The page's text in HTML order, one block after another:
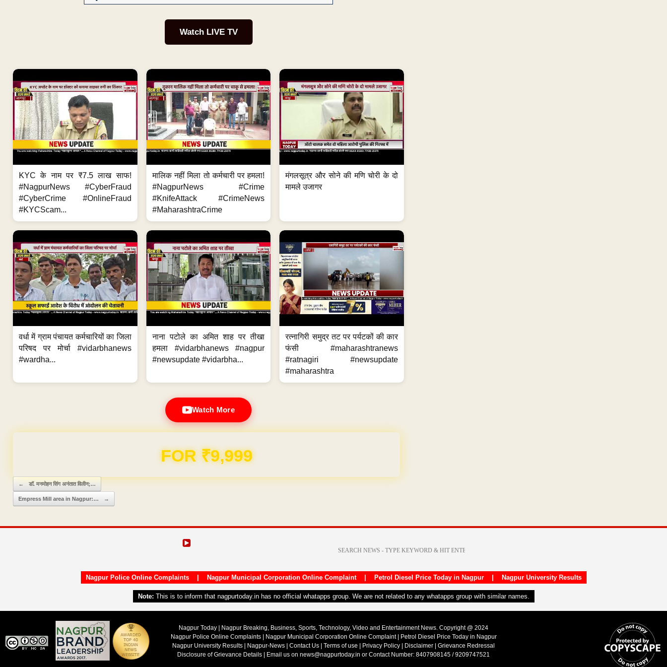
Watch LIVE TV
KYC के नाम पर ₹7.5 लाख साफ!
#NagpurNews #CyberFraud
#CyberCrime #OnlineFraud
#KYCScam...
मालिक नहीं मिला तो कर्मचारी पर हमला!
#NagpurNews #Crime
#KnifeAttack #CrimeNews
#MaharashtraCrime
मंगलसूत्र और सोने की मणि चोरी के दो
मामले उजागर
वर्धा में ग्राम पंचायत कर्मचारियों का जिला
परिषद पर मोर्चा #vidarbhanews
#wardha...
नाना पटोले का अमित शाह पर तीखा
हमला #vidarbhanews #nagpur
#newsupdate #vidarbha...
रत्नागिरी समुद्र तट पर पर्यटकों की कार
फंसी #maharashtranews
#ratnagiri #newsupdate
#maharashtra
Watch More
Domain & Hosting FREE for 1 Year
Post navigation
← डॉ. मनमोहन सिंग अनंतात विलीन;…
Empress Mill area in Nagpur:… →
Nagpur Police Online Complaints| Nagpur Municipal Corporation Online Complaint| Petrol Diesel Price Today in Nagpur| Nagpur University Results
Note: This is to inform that nagpurtoday.in has no official whatapps group. We are not related to any whatapps group with similar names.
Nagpur Today | Nagpur Breaking, Business, Sports, Technology, Video and Entertainment News. Copyright @ 2024
Nagpur Police Online Complaints| Nagpur Municipal Corporation Online Complaint|
Petrol Diesel Price Today in Nagpur
Nagpur University Results
Nagpur-News Contact Us Terms of use Privacy Policy Disclaimer
Grievance Redressal
Disclosure of Grievance Details | Email us on news@nagpurtoday.in or Contact Number: 8407908145 / 9209747521